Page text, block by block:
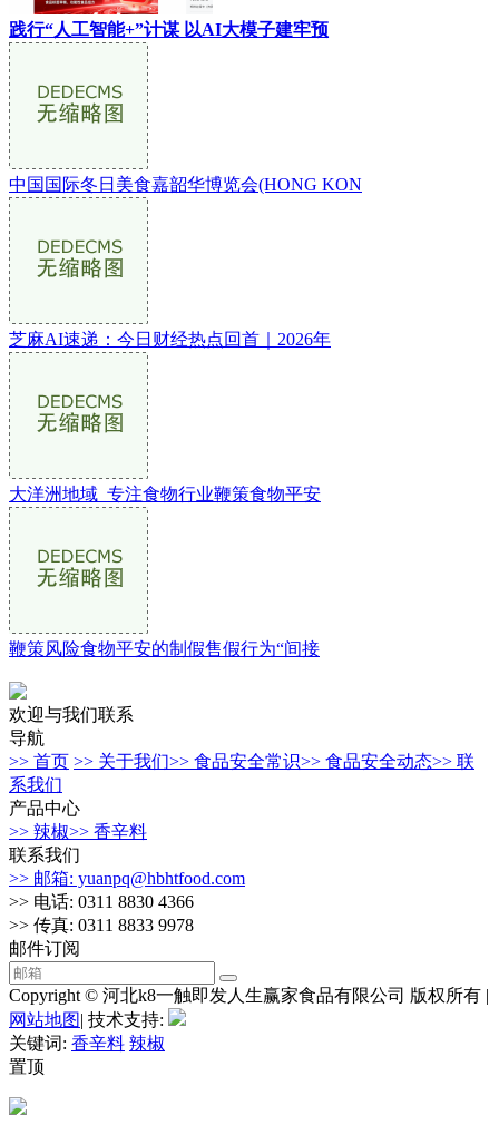
践行“人工智能+”计谋 以AI大模子建牢预
中国国际冬日美食嘉韶华博览会(HONG KON
芝麻AI速递：今日财经热点回首｜2026年
大洋洲地域_专注食物行业鞭策食物平安
鞭策风险食物平安的制假售假行为“间接
欢迎与我们联系
导航
>> 首页 >> 关于我们>> 食品安全常识>> 食品安全动态>> 联
系我们
产品中心
>> 辣椒>> 香辛料
联系我们
>> 邮箱: yuanpq@hbhtfood.com
>> 电话: 0311 8830 4366
>> 传真: 0311 8833 9978
邮件订阅
Copyright © 河北k8一触即发人生赢家食品有限公司 版权所有 |
网站地图| 技术支持:
关键词: 香辛料 辣椒
置顶